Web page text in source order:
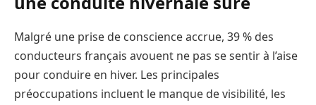
Malgré une prise de conscience accrue, 39 % des
conducteurs français avouent ne pas se sentir à l’aise
pour conduire en hiver. Les principales
préoccupations incluent le manque de visibilité, les